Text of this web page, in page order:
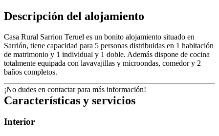
Descripción del alojamiento
Casa Rural Sarrion Teruel es un bonito alojamiento situado en
Sarrión, tiene capacidad para 5 personas distribuidas en 1 habitación
de matrimonio y 1 individual y 1 doble. Además dispone de cocina
totalmente equipada con lavavajillas y microondas, comedor y 2
baños completos.
¡No dudes en contactar para más información!
Características y servicios
Interior